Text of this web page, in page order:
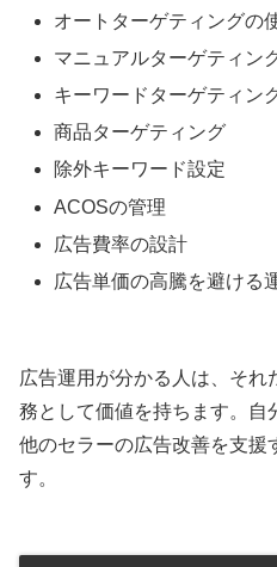
オートターゲティングの
マニュアルターゲティン
キーワードターゲティン
商品ターゲティング
除外キーワード設定
ACOSの管理
広告費率の設計
広告単価の高騰を避ける
広告運用が分かる人は、そ
務として価値を持ちます。自
他のセラーの広告改善を支援
す。